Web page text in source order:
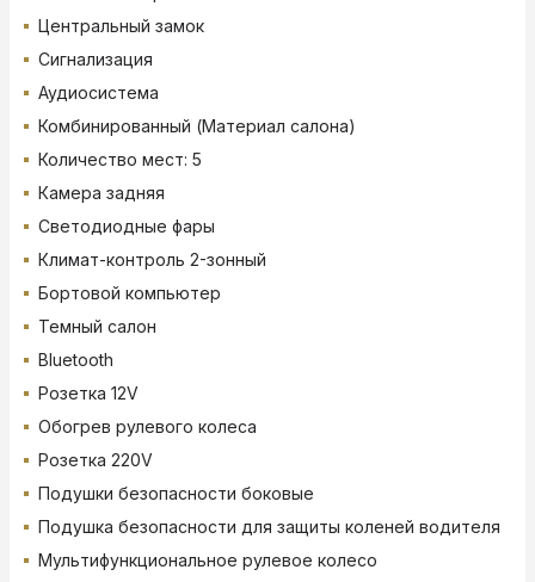
Центральный замок
Сигнализация
Аудиосистема
Комбинированный (Материал салона)
Количество мест: 5
Камера задняя
Светодиодные фары
Климат-контроль 2-зонный
Бортовой компьютер
Темный салон
Bluetooth
Розетка 12V
Обогрев рулевого колеса
Розетка 220V
Подушки безопасности боковые
Подушка безопасности для защиты коленей водителя
Мультифункциональное рулевое колесо